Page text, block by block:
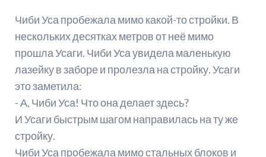
Чиби Уса пробежала мимо какой-то стройки. В
нескольких десятках метров от неё мимо
прошла Усаги. Чиби Уса увидела маленькую
лазейку в заборе и пролезла на стройку. Усаги
это заметила:
- А, Чиби Уса! Что она делает здесь?
И Усаги быстрым шагом направилась на ту же
стройку.
Чиби Уса пробежала мимо стальных блоков и